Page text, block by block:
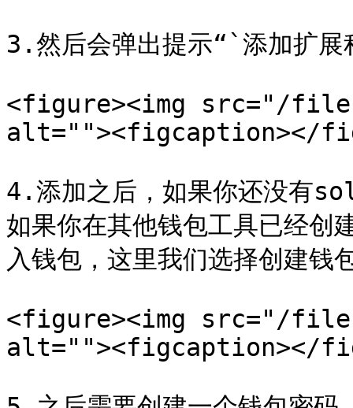
3.然后会弹出提示“`添加扩展
<figure><img src="/files/
alt=""><figcaption></
4.添加之后，如果你还没有
如果你在其他钱包工具已经创
入钱包，这里我们选择创建钱
<figure><img src="/
alt=""><figcaption></